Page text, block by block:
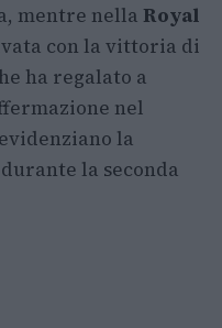
mentre nella Royal
con la vittoria di
ha regalato a
nel
la
la seconda